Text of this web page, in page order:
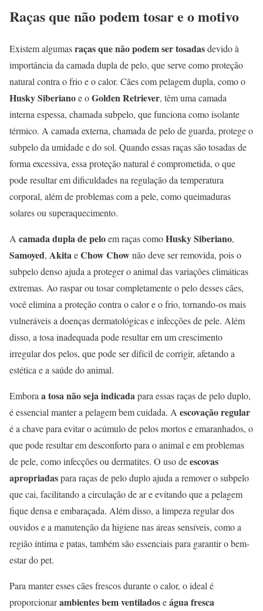
Raças que não podem tosar e o motivo
Existem algumasraças que não podem ser tosadasdevido à
importância da camada dupla de pelo, que serve como proteção
natural contra o frio e o calor. Cães com pelagem dupla, como o
Husky Siberianoe oGolden Retriever, têm uma camada
interna espessa, chamada subpelo, que funciona como isolante
térmico. A camada externa, chamada de pelo de guarda, protege o
subpelo da umidade e do sol. Quando essas raças são tosadas de
forma excessiva, essa proteção natural é comprometida, o que
pode resultar em dificuldades na regulação da temperatura
corporal, além de problemas com a pele, como queimaduras
solares ou superaquecimento.
A camada dupla de peloem raças comoHusky Siberiano,
Samoyed, AkitaeChow Chownão deve ser removida, pois o
subpelo denso ajuda a proteger o animal das variações climáticas
extremas. Ao raspar ou tosar completamente o pelo desses cães,
você elimina a proteção contra o calor e o frio, tornando-os mais
vulneráveis a doenças dermatológicas e infecções de pele. Além
disso, a tosa inadequada pode resultar em um crescimento
irregular dos pelos, que pode ser difícil de corrigir, afetando a
estética e a saúde do animal.
Embora a tosa não seja indicadapara essas raças de pelo duplo,
é essencial manter a pelagem bem cuidada. A escovação regular
é a chave para evitar o acúmulo de pelos mortos e emaranhados, o
que pode resultar em desconforto para o animal e em problemas
de pele, como infecções ou dermatites. O uso deescovas
apropriadaspara raças de pelo duplo ajuda a remover o subpelo
que cai, facilitando a circulação de ar e evitando que a pelagem
fique densa e embaraçada. Além disso, a limpeza regular dos
ouvidos e a manutenção da higiene nas áreas sensíveis, como a
região íntima e patas, também são essenciais para garantir o bem-
estar do pet.
Para manter esses cães frescos durante o calor, o ideal é
proporcionarambientes bem ventiladoseágua fresca